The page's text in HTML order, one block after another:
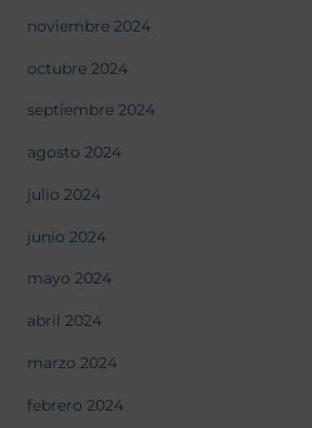
noviembre 2024
octubre 2024
septiembre 2024
agosto 2024
julio 2024
junio 2024
mayo 2024
abril 2024
marzo 2024
febrero 2024